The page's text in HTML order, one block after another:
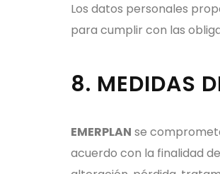
Los datos personales
para cumplir con las
8. MEDIDAS
EMERPLAN se
acuerdo con la finalidad